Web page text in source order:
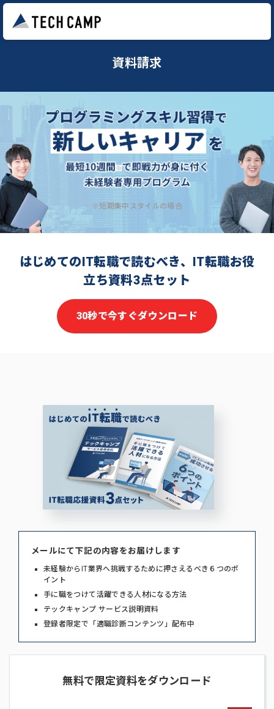
資料請求
※短期集中スタイルの場合
はじめてのIT転職で読むべき、IT転職お役
立ち資料3点セット
30秒で今すぐダウンロード
メールにて下記の内容をお届けします
未経験からIT業界へ挑戦するために押さえるべき６つのポ
イント
手に職をつけて活躍できる人材になる方法
テックキャンプ サービス説明資料
登録者限定で「適職診断コンテンツ」配布中
無料で限定資料をダウンロード